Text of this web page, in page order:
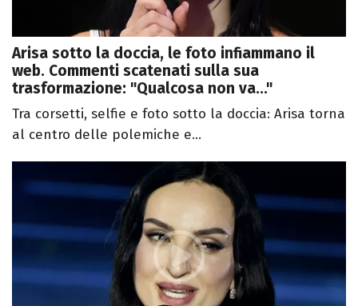
Arisa sotto la doccia, le foto infiammano il
web. Commenti scatenati sulla sua
trasformazione: "Qualcosa non va..."
Tra corsetti, selfie e foto sotto la doccia: Arisa torna
al centro delle polemiche e...